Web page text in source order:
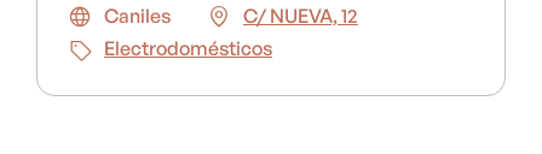
Caniles
C/ NUEVA, 12
Electrodomésticos